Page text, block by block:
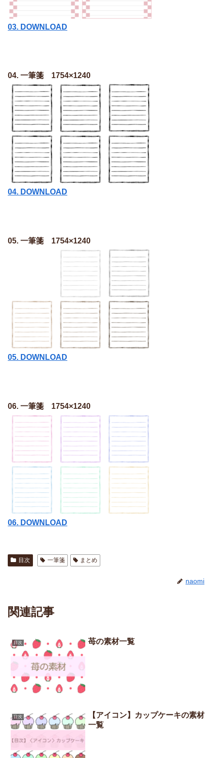
03. DOWNLOAD
04. 一筆箋 1754×1240
04. DOWNLOAD
05. 一筆箋 1754×1240
05. DOWNLOAD
06. 一筆箋 1754×1240
06. DOWNLOAD
目次 一筆箋 まとめ
naomi
関連記事
目次 苺の素材一覧
目次
【アイコン】カップケーキの素材
一覧